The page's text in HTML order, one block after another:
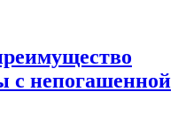
с непогашенной